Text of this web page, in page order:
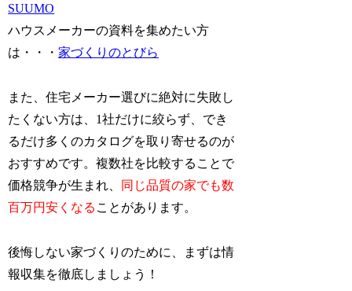
SUUMO
ハウスメーカーの資料を集めたい方
は・・・家づくりのとびら
また、住宅メーカー選びに絶対に失敗し
たくない方は、1社だけに絞らず、でき
るだけ多くのカタログを取り寄せるのが
おすすめです。複数社を比較することで
価格競争が生まれ、
同じ品質の家でも数
百万円安くなる ことがあります。
後悔しない家づくりのために、まずは情
報収集を徹底しましょう！